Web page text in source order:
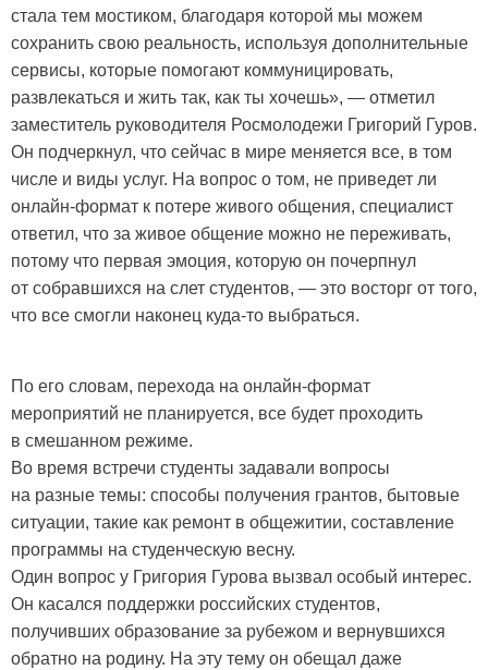
стала тем мостиком, благодаря которой мы можем
сохранить свою реальность, используя дополнительные
сервисы, которые помогают коммуницировать,
развлекаться и жить так, как ты хочешь», — отметил
заместитель руководителя Росмолодежи Григорий Гуров.
Он подчеркнул, что сейчас в мире меняется все, в том
числе и виды услуг. На вопрос о том, не приведет ли
онлайн-формат к потере живого общения, специалист
ответил, что за живое общение можно не переживать,
потому что первая эмоция, которую он почерпнул
от собравшихся на слет студентов, — это восторг от того,
что все смогли наконец куда-то выбраться.
По его словам, перехода на онлайн-формат
мероприятий не планируется, все будет проходить
в смешанном режиме.
Во время встречи студенты задавали вопросы
на разные темы: способы получения грантов, бытовые
ситуации, такие как ремонт в общежитии, составление
программы на студенческую весну.
Один вопрос у Григория Гурова вызвал особый интерес.
Он касался поддержки российских студентов,
получивших образование за рубежом и вернувшихся
обратно на родину. На эту тему он обещал даже